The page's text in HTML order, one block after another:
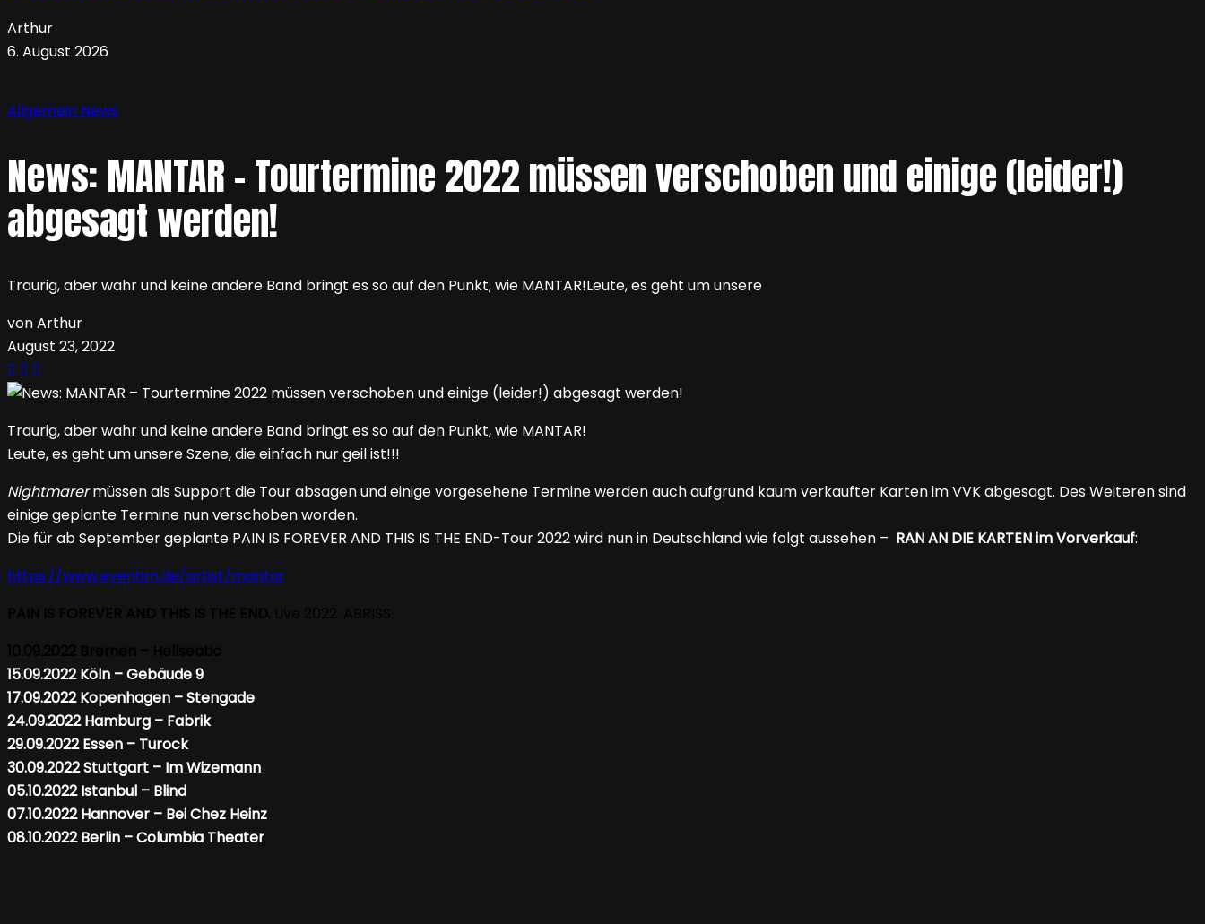
Arthur
6. August 2026
Allgemein News
News: MANTAR – Tourtermine 2022 müssen verschoben und einige (leider!)
abgesagt werden!
Traurig, aber wahr und keine andere Band bringt es so auf den Punkt, wie MANTAR!Leute, es geht um unsere
von Arthur
August 23, 2022
Traurig, aber wahr und keine andere Band bringt es so auf den Punkt, wie MANTAR!
Leute, es geht um unsere Szene, die einfach nur geil ist!!!
Nightmarermüssen als Support die Tour absagen und einige vorgesehene Termine werden auch aufgrund kaum verkaufter Karten im VVK abgesagt. Des Weiteren sind
einige geplante Termine nun verschoben worden.
Die für ab September geplante PAIN IS FOREVER AND THIS IS THE END-Tour 2022 wird nun in Deutschland wie folgt aussehen – RAN AN DIE KARTEN im Vorverkauf:
https://www.eventim.de/artist/mantar
15.09.2022 Köln – Gebäude 9
17.09.2022 Kopenhagen – Stengade
24.09.2022 Hamburg – Fabrik
29.09.2022 Essen – Turock
30.09.2022 Stuttgart – Im Wizemann
05.10.2022 Istanbul – Blind
07.10.2022 Hannover – Bei Chez Heinz
08.10.2022 Berlin – Columbia Theater